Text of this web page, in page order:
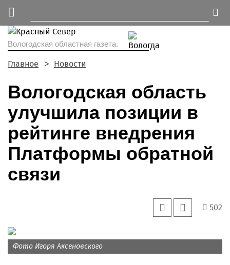
Вологодская областная газета.
Главное Новости
Вологодская область
улучшила позиции в
рейтинге внедрения
Платформы обратной
связи
502
Фото Игоря Аксеновского